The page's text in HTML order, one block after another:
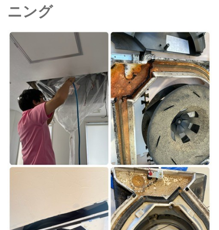
風呂釜洗浄・追い炊き配管
クリーニング
トイレクリーニング
クリニック施設専門清掃
空気清浄機クリーニング
その他のお掃除
ニング